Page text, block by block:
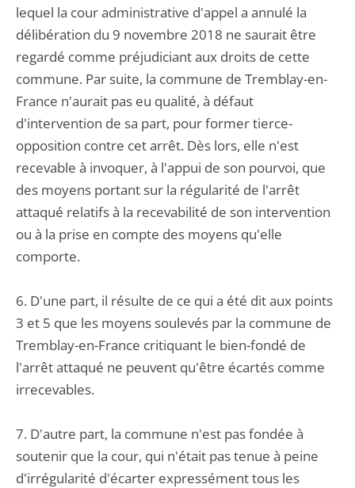
lequel la cour administrative d'appel a annulé la
délibération du 9 novembre 2018 ne saurait être
regardé comme préjudiciant aux droits de cette
commune. Par suite, la commune de Tremblay-en-
France n'aurait pas eu qualité, à défaut
d'intervention de sa part, pour former tierce-
opposition contre cet arrêt. Dès lors, elle n'est
recevable à invoquer, à l'appui de son pourvoi, que
des moyens portant sur la régularité de l'arrêt
attaqué relatifs à la recevabilité de son intervention
ou à la prise en compte des moyens qu'elle
comporte.
6. D'une part, il résulte de ce qui a été dit aux points
3 et 5 que les moyens soulevés par la commune de
Tremblay-en-France critiquant le bien-fondé de
l'arrêt attaqué ne peuvent qu'être écartés comme
irrecevables.
7. D'autre part, la commune n'est pas fondée à
soutenir que la cour, qui n'était pas tenue à peine
d'irrégularité d'écarter expressément tous les